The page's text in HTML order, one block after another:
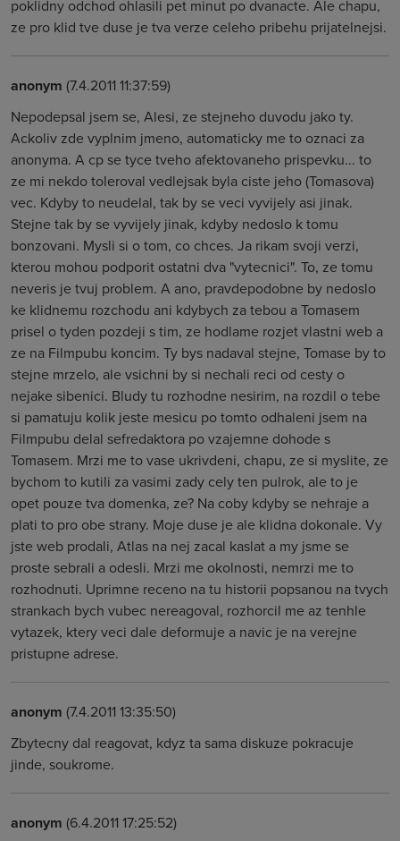
poklidny odchod ohlasili pet minut po dvanacte. Ale chapu,
ze pro klid tve duse je tva verze celeho pribehu prijatelnejsi.
anonym (7.4.2011 11:37:59)
Nepodepsal jsem se, Alesi, ze stejneho duvodu jako ty.
Ackoliv zde vyplnim jmeno, automaticky me to oznaci za
anonyma. A cp se tyce tveho afektovaneho prispevku... to
ze mi nekdo toleroval vedlejsak byla ciste jeho (Tomasova)
vec. Kdyby to neudelal, tak by se veci vyvijely asi jinak.
Stejne tak by se vyvijely jinak, kdyby nedoslo k tomu
bonzovani. Mysli si o tom, co chces. Ja rikam svoji verzi,
kterou mohou podporit ostatni dva "vytecnici". To, ze tomu
neveris je tvuj problem. A ano, pravdepodobne by nedoslo
ke klidnemu rozchodu ani kdybych za tebou a Tomasem
prisel o tyden pozdeji s tim, ze hodlame rozjet vlastni web a
ze na Filmpubu koncim. Ty bys nadaval stejne, Tomase by to
stejne mrzelo, ale vsichni by si nechali reci od cesty o
nejake sibenici. Bludy tu rozhodne nesirim, na rozdil o tebe
si pamatuju kolik jeste mesicu po tomto odhaleni jsem na
Filmpubu delal sefredaktora po vzajemne dohode s
Tomasem. Mrzi me to vase ukrivdeni, chapu, ze si myslite, ze
bychom to kutili za vasimi zady cely ten pulrok, ale to je
opet pouze tva domenka, ze? Na coby kdyby se nehraje a
plati to pro obe strany. Moje duse je ale klidna dokonale. Vy
jste web prodali, Atlas na nej zacal kaslat a my jsme se
proste sebrali a odesli. Mrzi me okolnosti, nemrzi me to
rozhodnuti. Uprimne receno na tu historii popsanou na tvych
strankach bych vubec nereagoval, rozhorcil me az tenhle
vytazek, ktery veci dale deformuje a navic je na verejne
pristupne adrese.
anonym (7.4.2011 13:35:50)
Zbytecny dal reagovat, kdyz ta sama diskuze pokracuje
jinde, soukrome.
anonym (6.4.2011 17:25:52)